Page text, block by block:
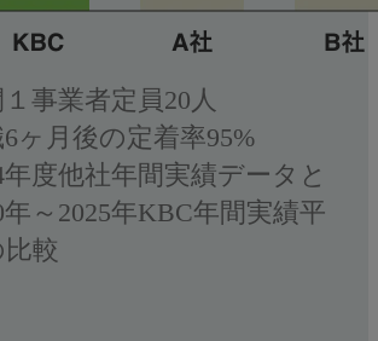
事業者定員20人
ヶ月後の定着率95%
度他社年間実績データと
年～2025年KBC年間実績平
較